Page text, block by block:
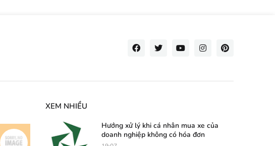
XEM NHIỀU
Hướng xử lý khi cá nhân mua xe của
doanh nghiệp không có hóa đơn